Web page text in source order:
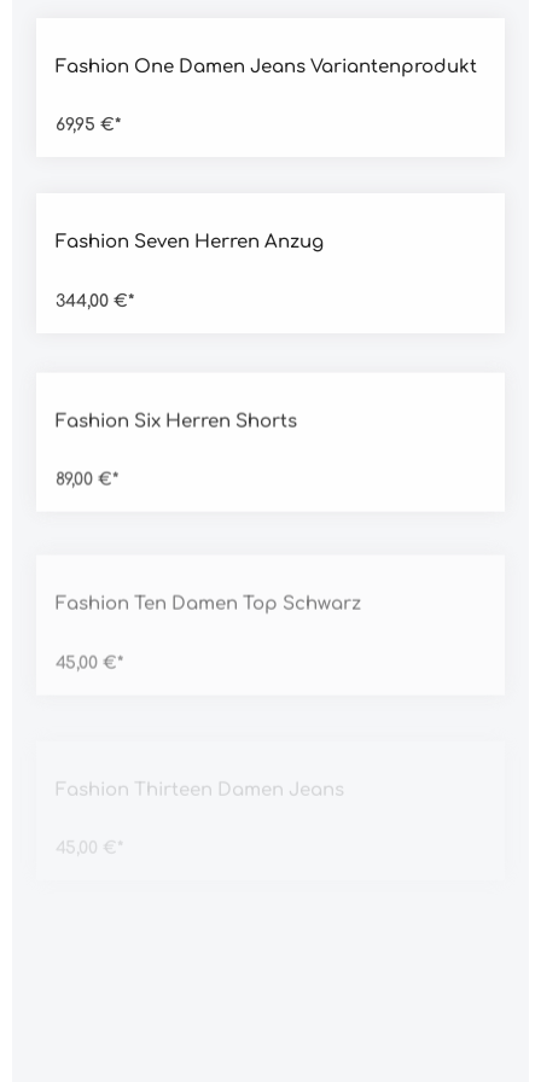
Fashion One Damen Jeans Variantenprodukt
69,95 €*
Fashion Seven Herren Anzug
344,00 €*
Fashion Six Herren Shorts
89,00 €*
Fashion Ten Damen Top Schwarz
45,00 €*
Fashion Thirteen Damen Jeans
45,00 €*